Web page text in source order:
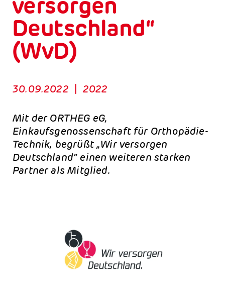
versorgen
Deutschland“
(WvD)
30.09.2022 | 2022
Mit der ORTHEG eG,
Einkaufsgenossenschaft für Orthopädie-
Technik, begrüßt „Wir versorgen
Deutschland“ einen weiteren starken
Partner als Mitglied.